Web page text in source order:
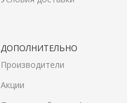
ДОПОЛНИТЕЛЬНО
Производители
Акции